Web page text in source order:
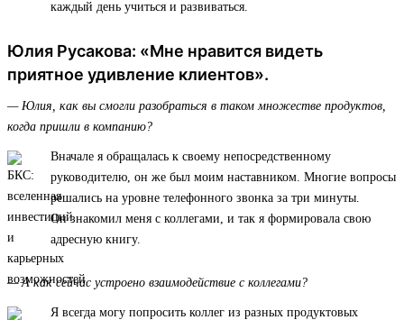
каждый день учиться и развиваться.
Юлия Русакова: «Мне нравится видеть
приятное удивление клиентов».
— Юлия, как вы смогли разобраться в таком множестве продуктов,
когда пришли в компанию?
Вначале я обращалась к своему непосредственному
руководителю, он же был моим наставником. Многие вопросы
решались на уровне телефонного звонка за три минуты.
Он знакомил меня с коллегами, и так я формировала свою
адресную книгу.
— А как сейчас устроено взаимодействие с коллегами?
Я всегда могу попросить коллег из разных продуктовых